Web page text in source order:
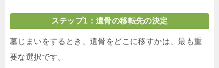
ステップ1：遺骨の移転先の決定
墓じまいをするとき、遺骨をどこに移すかは、最も重
要な選択です。